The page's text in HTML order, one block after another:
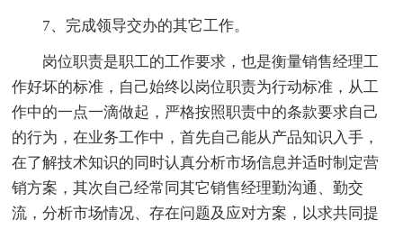
7、完成领导交办的其它工作。
岗位职责是职工的工作要求，也是衡量销售经理工
作好坏的标准，自己始终以岗位职责为行动标准，从工
作中的一点一滴做起，严格按照职责中的条款要求自己
的行为，在业务工作中，首先自己能从产品知识入手，
在了解技术知识的同时认真分析市场信息并适时制定营
销方案，其次自己经常同其它销售经理勤沟通、勤交
流，分析市场情况、存在问题及应对方案，以求共同提